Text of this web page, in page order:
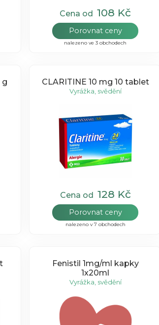
Cena od 108 Kč
Porovnat ceny
nalezeno ve 3 obchodech
g CLARITINE 10 mg 10 tablet
Vyrážka, svědění
Cena od 128 Kč
Porovnat ceny
nalezeno v 7 obchodech
Fenistil 1mg/ml kapky
1x20ml
Vyrážka, svědění